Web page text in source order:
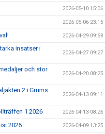
2026-05-10 15:06
2026-05-06 23:15
2026-04-29 09:58
insatser i
2026-04-27 09:27
och stor
2026-04-20 08:25
2 i Grums
2026-04-13 09:11
1 2026 2026-04-13 08:26
2026 2026-04-09 13:25